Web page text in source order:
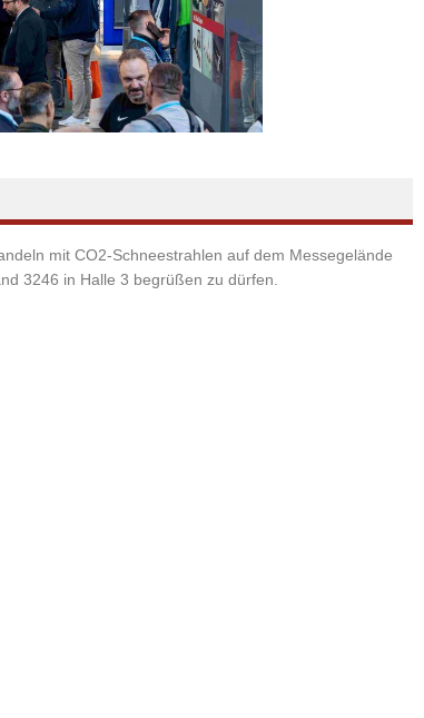
mit CO2-Schneestrahlen auf dem Messegelände
3246 in Halle 3 begrüßen zu dürfen.